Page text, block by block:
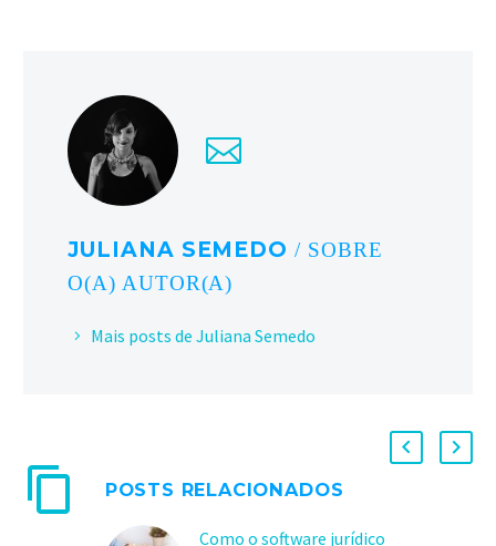
JULIANA SEMEDO/ SOBRE
O(A) AUTOR(A)
Mais posts de Juliana Semedo
POSTS RELACIONADOS
Como o software jurídico